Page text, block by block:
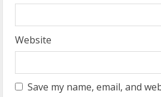
Website
Save my name, email, and